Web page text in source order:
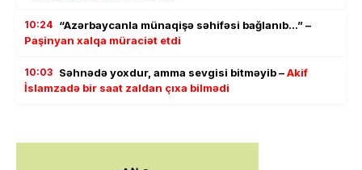
10:24 “Azərbaycanla münaqişə səhifəsi bağlanıb…” –
Paşinyan xalqa müraciət etdi
10:03 Səhnədə yoxdur, amma sevgisi bitməyib –Akif
İslamzadə bir saat zaldan çıxa bilmədi